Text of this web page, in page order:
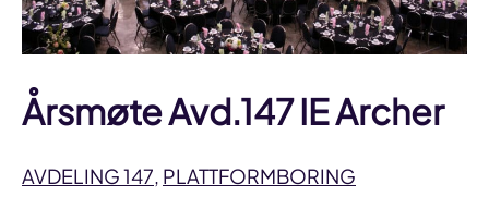
Årsmøte Avd.147 IE Archer
AVDELING 147, PLATTFORMBORING